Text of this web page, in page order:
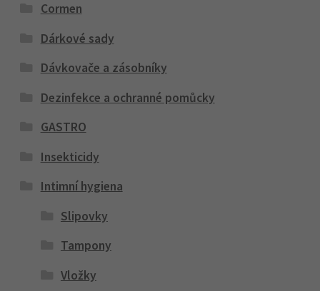
Cormen
Dárkové sady
Dávkovače a zásobníky
Dezinfekce a ochranné pomůcky
GASTRO
Insekticidy
Intimní hygiena
Slipovky
Tampony
Vložky